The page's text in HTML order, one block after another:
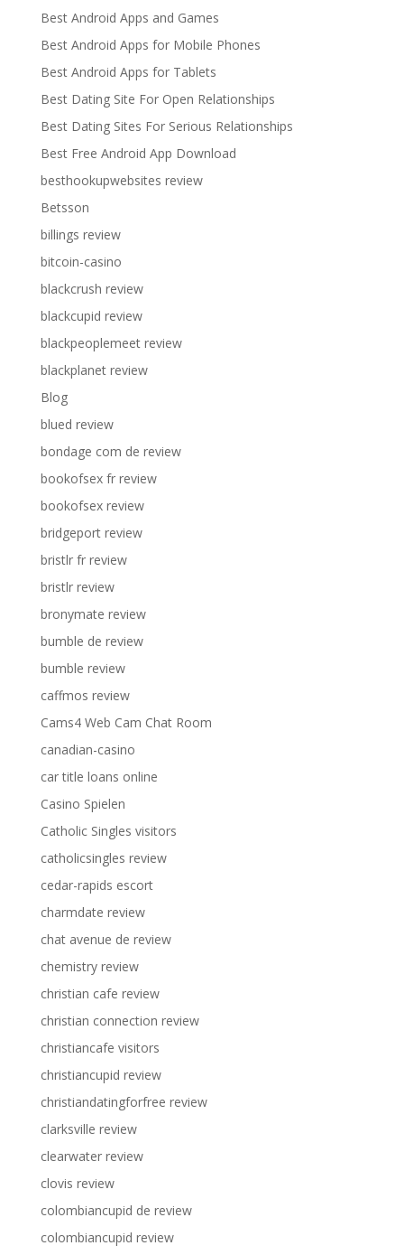
Best Android Apps and Games
Best Android Apps for Mobile Phones
Best Android Apps for Tablets
Best Dating Site For Open Relationships
Best Dating Sites For Serious Relationships
Best Free Android App Download
besthookupwebsites review
Betsson
billings review
bitcoin-casino
blackcrush review
blackcupid review
blackpeoplemeet review
blackplanet review
Blog
blued review
bondage com de review
bookofsex fr review
bookofsex review
bridgeport review
bristlr fr review
bristlr review
bronymate review
bumble de review
bumble review
caffmos review
Cams4 Web Cam Chat Room
canadian-casino
car title loans online
Casino Spielen
Catholic Singles visitors
catholicsingles review
cedar-rapids escort
charmdate review
chat avenue de review
chemistry review
christian cafe review
christian connection review
christiancafe visitors
christiancupid review
christiandatingforfree review
clarksville review
clearwater review
clovis review
colombiancupid de review
colombiancupid review